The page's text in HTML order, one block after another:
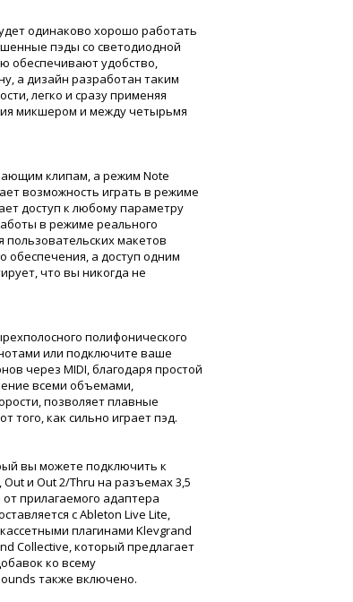
одинаково хорошо работать
пэды со светодиодной
обеспечивают удобство,
а дизайн разработан таким
легко и сразу применяя
микшером и между четырьмя
клипам, а режим Note
возможность играть в режиме
доступ к любому параметру
в режиме реального
макетов
обеспечения, а доступ одним
что вы никогда не
полифонического
или подключите ваше
через MIDI, благодаря простой
всеми объемами,
позволяет плавные
того, как сильно играет пэд.
вы можете подключить к
и Out 2/Thru на разъемах 3,5
прилагаемого адаптера
с Ableton Live Lite,
плагинами Klevgrand
Collective, который предлагает
ко всему
также включено.